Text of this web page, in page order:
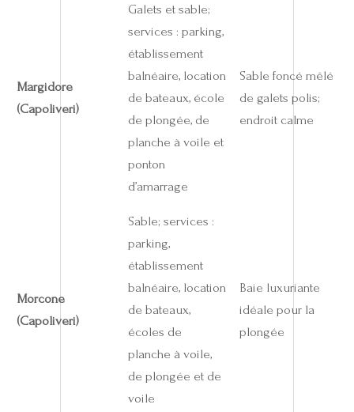
Margidore
(Capoliveri)
Galets et sable;
services : parking,
établissement
balnéaire, location
de bateaux, école
de plongée, de
planche à voile et
ponton
d’amarrage
Sable foncé mêlé
de galets polis;
endroit calme
Morcone
(Capoliveri)
Sable; services :
parking,
établissement
balnéaire, location
de bateaux,
écoles de
planche à voile,
de plongée et de
voile
Baie luxuriante
idéale pour la
plongée